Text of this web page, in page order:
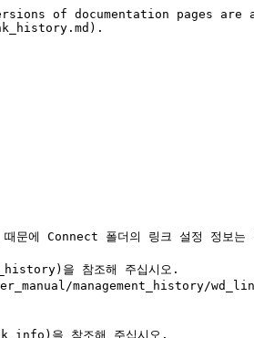
of documentation pages are
에 Connect 폴더의 링크 설정 정보는
management_history/